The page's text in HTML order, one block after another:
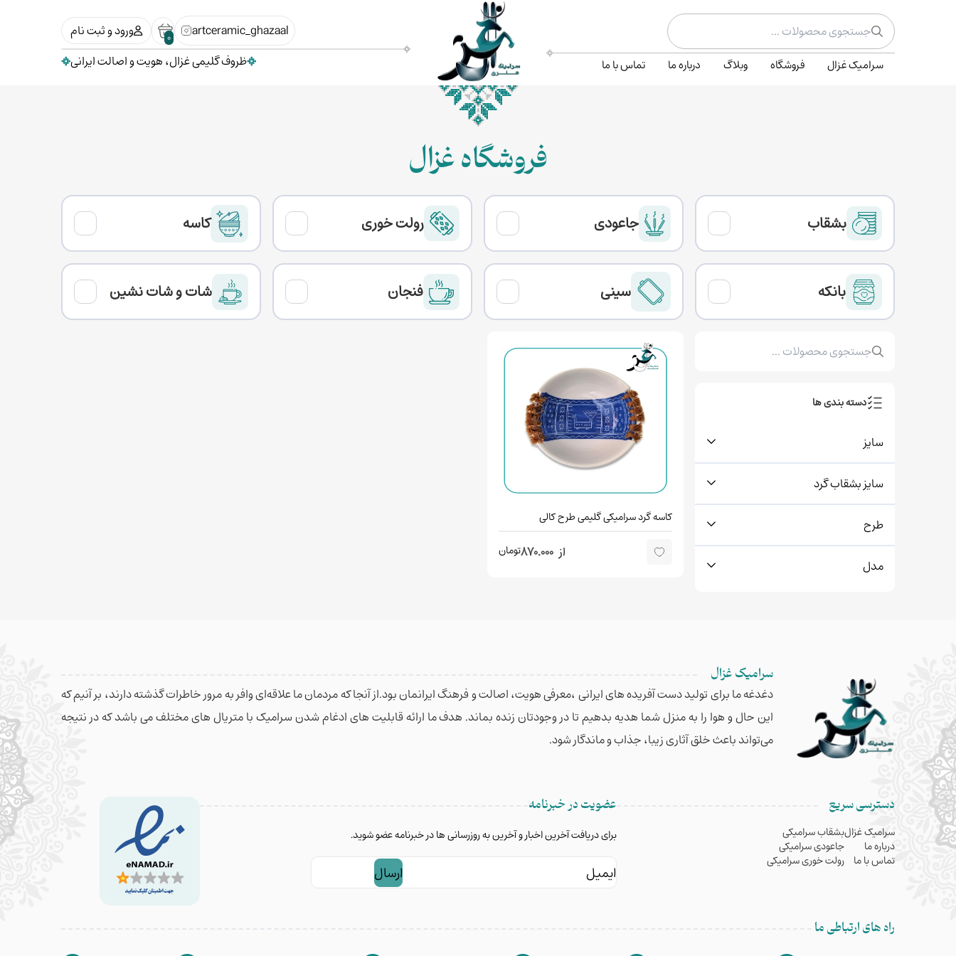
سرامیک غزال فروشگاه وبلاگ درباره ما تماس با ما
artceramic_ghazaal
0
ورود و ثبت نام
ظروف گلیمی غزال، هویت و اصالت ایرانی
فروشگاه غزال
بشقاب جاعودی رولت خوری کاسه
بانکه سینی فنجان شات و شات نشین
دسته بندی ها
سایز
سایز بشقاب گرد
طرح
مدل
کاسه گرد سرامیکی گلیمی طرح کالی
از 870.000تومان
سرامیک غزال
دغدغه ما برای تولید دست آفریده های ایرانی ،معرفی هویت، اصالت و فرهنگ ایرانمان بود.از آنجا که مردمان ما علاقه‌ای وافر به مرور خاطرات گذشته دارند، بر آنیم که
این حال و هوا را به منزل شما هدیه بدهیم تا در وجودتان زنده بماند. هدف ما ارائه قابلیت های ادغام شدن سرامیک با متریال های مختلف می باشد که در نتیجه
می‌تواند باعث خلق آثاری زیبا، جذاب و ماندگار شود.
دسترسی سریع
سرامیک غزال
درباره ما
تماس با ما
بشقاب سرامیکی
جاعودی سرامیکی
رولت خوری سرامیکی
عضویت در خبرنامه
برای دریافت آخرین اخبار و آخرین به روزرسانی ها در خبرنامه عضو شوید.
راه های ارتباطی ما